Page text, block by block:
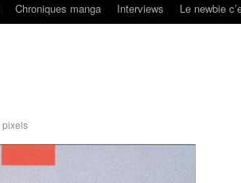
Chroniques manga Interviews Le newbie
pixels